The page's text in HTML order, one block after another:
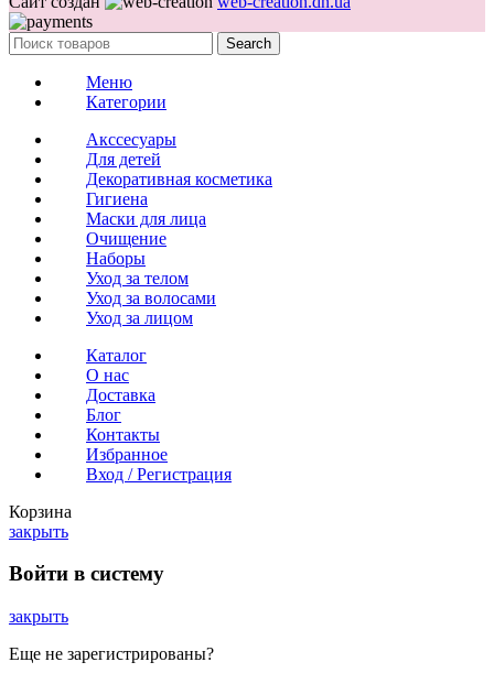
Search
Меню
Категории
Акссесуары
Для детей
Декоративная косметика
Гигиена
Маски для лица
Очищение
Наборы
Уход за телом
Уход за волосами
Уход за лицом
Каталог
О нас
Доставка
Блог
Контакты
Избранное
Вход / Регистрация
Корзина
закрыть
Войти в систему
закрыть
Еще не зарегистрированы?